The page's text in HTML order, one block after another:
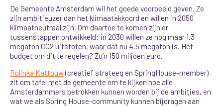
De Gemeente Amsterdam wil het goede voorbeeld geven. Ze
zijn ambitieuzer dan het klimaatakkoord en willen in 2050
klimaatneutraal zijn. Om daartoe te komen zijn er
tussenstappen ontwikkeld: in 2030 willen ze nog maar 1.3
megaton CO2 uitstoten, waar dat nu 4.5 megaton is. Het
budget om dit te regelen? Zo’n 150 miljoen euro.
Rolinka Kattouw(creatief strateeg en SpringHouse-member)
zit om tafel met de gemeente om te kijken hoe alle
Amsterdammers betrokken kunnen worden bij de ambities, en
wat we als Spring House-community kunnen bijdragen aan